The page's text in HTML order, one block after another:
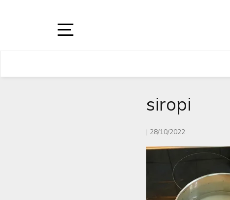
siropi
| 28/10/2022